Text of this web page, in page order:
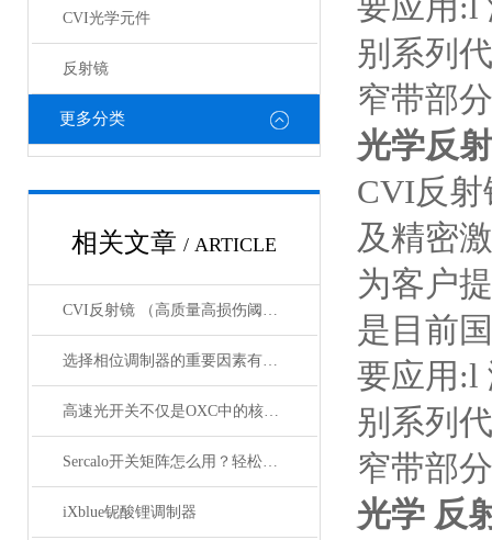
CVI光学元件
反射镜
更多分类
相关文章 / ARTICLE
CVI反射镜 （高质量高损伤阈值反射镜）产品介绍
选择相位调制器的重要因素有哪些？你清楚吗？
高速光开关不仅是OXC中的核心器件，它还广泛应用于这些领域
Sercalo开关矩阵怎么用？轻松实现光路智能切换
iXblue铌酸锂调制器
别系列
窄带部
光学反
CVI反
及精密
为客户
是目前
要应用:l
别系列
窄带部
光学 反